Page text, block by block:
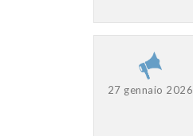
27 gennaio 2026